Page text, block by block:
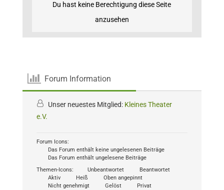
Du hast keine Berechtigung diese Seite
anzusehen
Forum Information
Unser neuestes Mitglied: Kleines Theater
e.V.
Forum Icons:
Das Forum enthält keine ungelesenen Beiträge
Das Forum enthält ungelesene Beiträge
Themen-Icons:
Unbeantwortet
Beantwortet
Aktiv
Heiß
Oben angepinnt
Nicht genehmigt
Gelöst
Privat